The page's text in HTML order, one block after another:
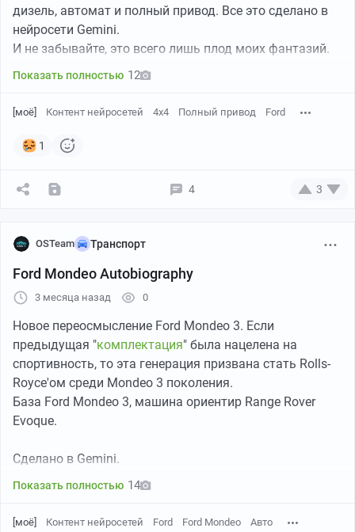
дизель, автомат и полный привод. Все это сделано в
нейросети Gemini.
И не забывайте, это всего лишь плод моих фантазий.
Показать полностью 12
[моё] Контент нейросетей 4х4 Полный привод Ford
1
4 3
OSTeam Транспорт
Ford Mondeo Autobiography
3 месяца назад 0
Новое переосмысление Ford Mondeo 3. Если
предыдущая "комплектация" была нацелена на
спортивность, то эта генерация призвана стать Rolls-
Royce'ом среди Mondeo 3 поколения.
База Ford Mondeo 3, машина ориентир Range Rover
Evoque.
Сделано в Gemini.
Показать полностью 14
[моё] Контент нейросетей Ford Ford Mondeo Авто